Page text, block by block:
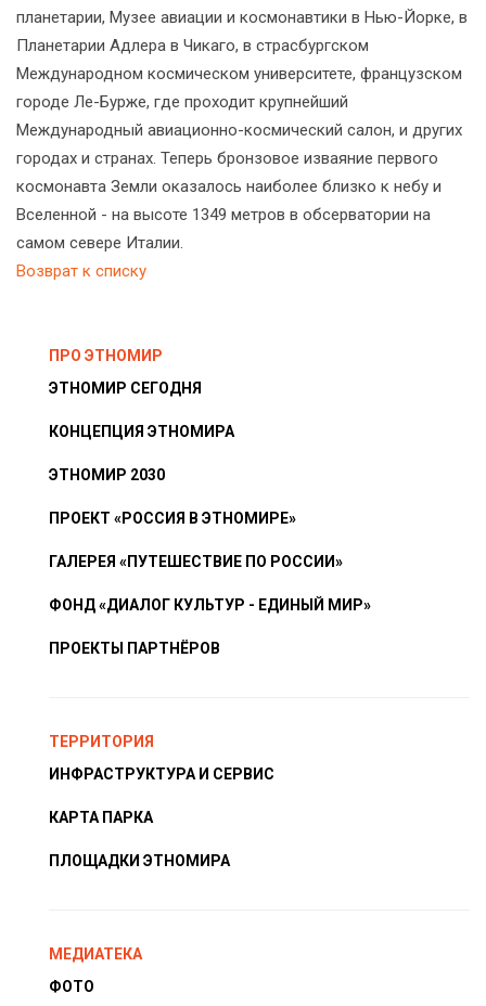
планетарии, Музее авиации и космонавтики в Нью-Йорке, в
Планетарии Адлера в Чикаго, в страсбургском
Международном космическом университете, французском
городе Ле-Бурже, где проходит крупнейший
Международный авиационно-космический салон, и других
городах и странах. Теперь бронзовое изваяние первого
космонавта Земли оказалось наиболее близко к небу и
Вселенной - на высоте 1349 метров в обсерватории на
самом севере Италии.
Возврат к списку
ПРО ЭТНОМИР
ЭТНОМИР СЕГОДНЯ
КОНЦЕПЦИЯ ЭТНОМИРА
ЭТНОМИР 2030
ПРОЕКТ «РОССИЯ В ЭТНОМИРЕ»
ГАЛЕРЕЯ «ПУТЕШЕСТВИЕ ПО РОССИИ»
ФОНД «ДИАЛОГ КУЛЬТУР - ЕДИНЫЙ МИР»
ПРОЕКТЫ ПАРТНЁРОВ
ТЕРРИТОРИЯ
ИНФРАСТРУКТУРА И СЕРВИС
КАРТА ПАРКА
ПЛОЩАДКИ ЭТНОМИРА
МЕДИАТЕКА
ФОТО